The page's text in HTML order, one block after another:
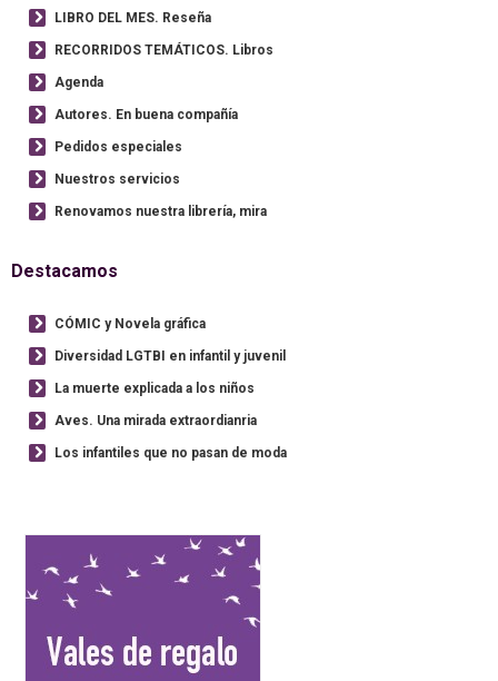
LIBRO DEL MES. Reseña
RECORRIDOS TEMÁTICOS. Libros
Agenda
Autores. En buena compañía
Pedidos especiales
Nuestros servicios
Renovamos nuestra librería, mira
Destacamos
CÓMIC y Novela gráfica
Diversidad LGTBI en infantil y juvenil
La muerte explicada a los niños
Aves. Una mirada extraordianria
Los infantiles que no pasan de moda